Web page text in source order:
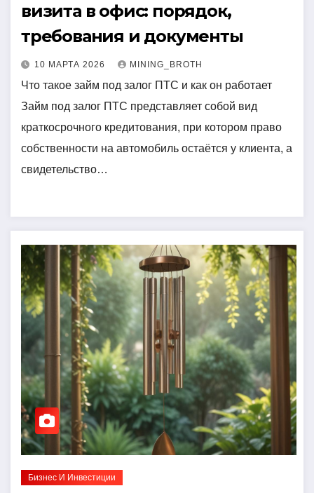
визита в офис: порядок,
требования и документы
10 МАРТА 2026 MINING_BROTH
Что такое займ под залог ПТС и как он работает
Займ под залог ПТС представляет собой вид
краткосрочного кредитования, при котором право
собственности на автомобиль остаётся у клиента, а
свидетельство…
Бизнес И Инвестиции